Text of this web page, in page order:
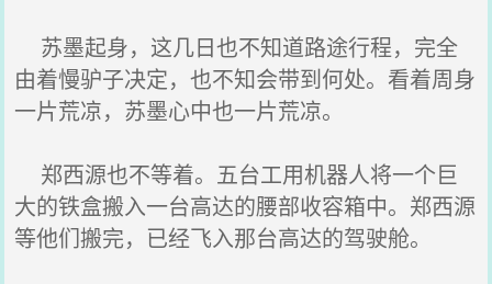
苏墨起身，这几日也不知道路途行程，完全
由着慢驴子决定，也不知会带到何处。看着周身
一片荒凉，苏墨心中也一片荒凉。
郑西源也不等着。五台工用机器人将一个巨
大的铁盒搬入一台高达的腰部收容箱中。郑西源
等他们搬完，已经飞入那台高达的驾驶舱。